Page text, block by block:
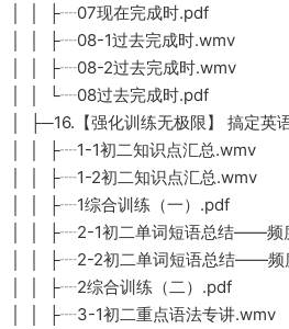
│ │ ├┈07现在完成时.pdf
│ │ ├┈08-1过去完成时.wmv
│ │ ├┈08-2过去完成时.wmv
│ │ └┈08过去完成时.pdf
│ ├─16.【强化训练无极限】 搞定英
│ │ ├┈1-1初二知识点汇总.wmv
│ │ ├┈1-2初二知识点汇总.wmv
│ │ ├┈1综合训练（一）.pdf
│ │ ├┈2-1初二单词短语总结——频
│ │ ├┈2-2初二单词短语总结——频
│ │ ├┈2综合训练（二）.pdf
│ │ ├┈3-1初二重点语法专讲.wmv